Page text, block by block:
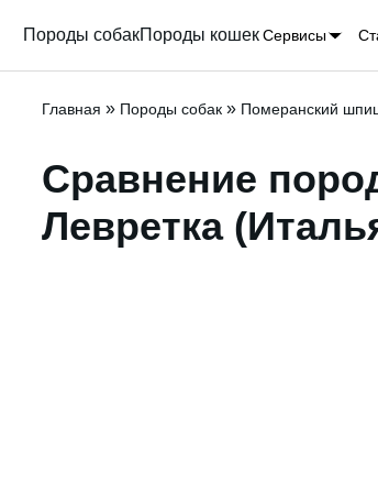
Породы собакПороды кошекСервисы
Главная » Породы собак » Померанский
Сравнение
Левретка